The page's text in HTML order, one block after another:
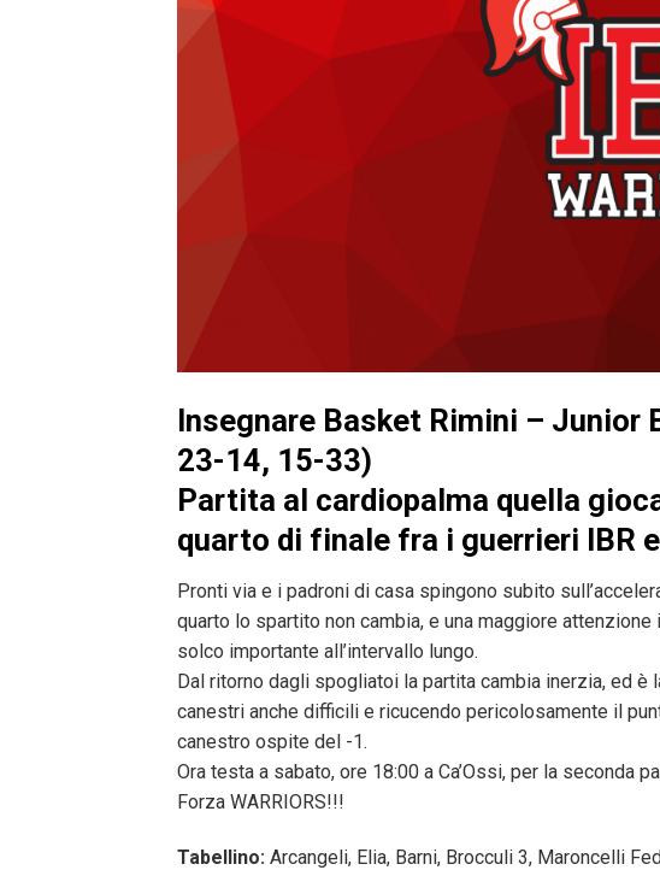
Insegnare Basket Rimini – Junior
23-14, 15-33)
Partita al cardiopalma quella
quarto di finale fra i guerrieri IBR
Pronti via e i padroni di casa spingono subito
quarto lo spartito non cambia, e una maggiore
solco importante all’intervallo lungo.
Dal ritorno dagli spogliatoi la partita cambia inerzia, ed è
canestri anche difficili e ricucendo pericolosamente il
canestro ospite del -1.
Ora testa a sabato, ore 18:00 a Ca’Ossi, per la seconda
Forza WARRIORS!!!
Tabellino: Arcangeli, Elia, Barni, Brocculi 3, Maroncelli